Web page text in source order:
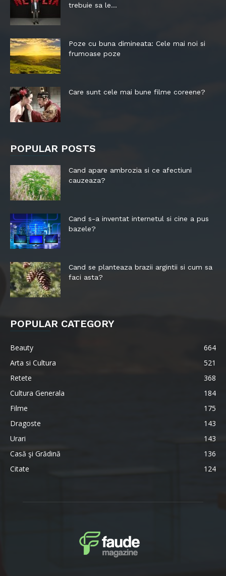
trebuie sa le...
Poze cu buna dimineata: Cele mai noi si
frumoase poze
Care sunt cele mai bune filme coreene?
POPULAR POSTS
Cand apare ambrozia si ce afectiuni
cauzeaza?
Cand s-a inventat internetul si cine a pus
bazele?
Cand se planteaza brazii argintii si cum sa
faci asta?
POPULAR CATEGORY
Beauty
664
Arta si Cultura
521
Retete
368
Cultura Generala
184
Filme
175
Dragoste
143
Urari
143
Casă şi Grădină
136
Citate
124